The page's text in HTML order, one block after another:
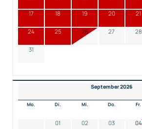
17 18 19 20 21
24 25 26 27 28
31
September 2026
Mo. Di. Mi. Do. Fr.
01 02 03 04